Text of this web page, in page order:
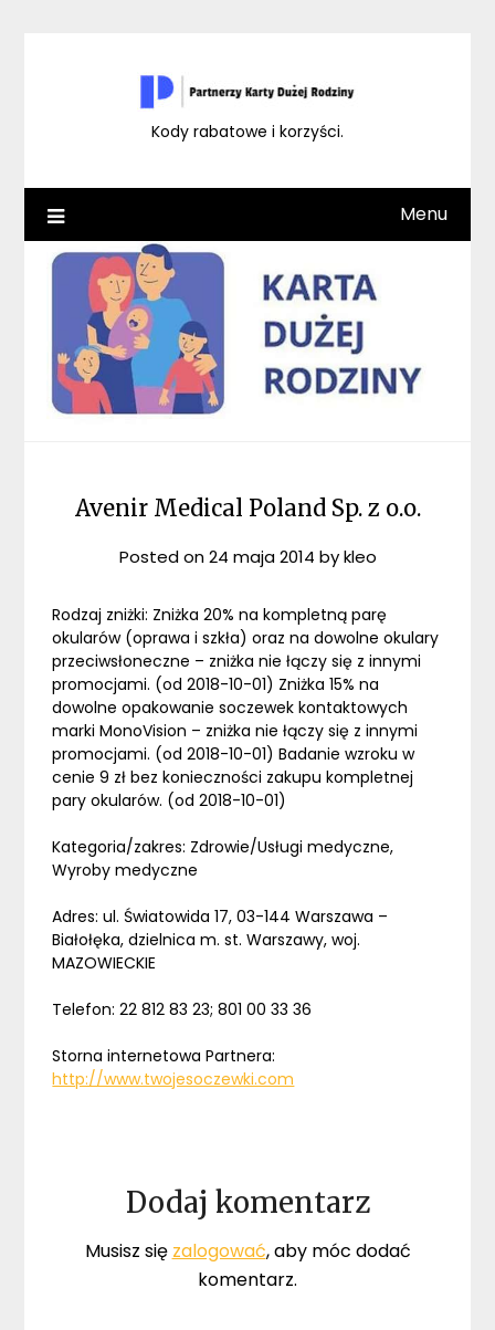
Kody rabatowe i korzyści.
Menu
Avenir Medical Poland Sp. z o.o.
Posted on24 maja 2014 bykleo
Rodzaj zniżki: Zniżka 20% na kompletną parę
okularów (oprawa i szkła) oraz na dowolne okulary
przeciwsłoneczne – zniżka nie łączy się z innymi
promocjami. (od 2018-10-01) Zniżka 15% na
dowolne opakowanie soczewek kontaktowych
marki MonoVision – zniżka nie łączy się z innymi
promocjami. (od 2018-10-01) Badanie wzroku w
cenie 9 zł bez konieczności zakupu kompletnej
pary okularów. (od 2018-10-01)
Kategoria/zakres: Zdrowie/Usługi medyczne,
Wyroby medyczne
Adres: ul. Światowida 17, 03-144 Warszawa –
Białołęka, dzielnica m. st. Warszawy, woj.
MAZOWIECKIE
Telefon: 22 812 83 23; 801 00 33 36
Storna internetowa Partnera:
http://www.twojesoczewki.com
Dodaj komentarz
Musisz się zalogować, aby móc dodać
komentarz.